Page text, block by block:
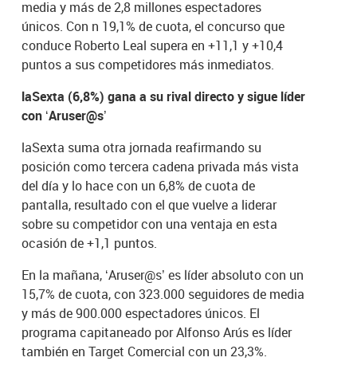
media y más de 2,8 millones espectadores
únicos. Con n 19,1% de cuota, el concurso que
conduce Roberto Leal supera en +11,1 y +10,4
puntos a sus competidores más inmediatos.
laSexta (6,8%) gana a su rival directo y sigue líder
con ‘Aruser@s’
laSexta suma otra jornada reafirmando su
posición como tercera cadena privada más vista
del día y lo hace con un 6,8% de cuota de
pantalla, resultado con el que vuelve a liderar
sobre su competidor con una ventaja en esta
ocasión de +1,1 puntos.
En la mañana, ‘Aruser@s’ es líder absoluto con un
15,7% de cuota, con 323.000 seguidores de media
y más de 900.000 espectadores únicos. El
programa capitaneado por Alfonso Arús es líder
también en Target Comercial con un 23,3%.